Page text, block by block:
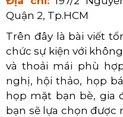
Quận 2, Tp.HCM
Trên đây là bài viết
chức sự kiện với
và thoải mái phù
nghị, hội thảo, họp
họp mặt bạn bè, gia
bạn sẽ lựa chọn được